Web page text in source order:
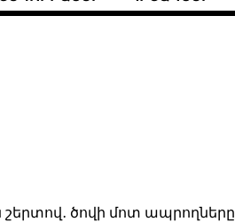
շերտով․ ծովի մոտ ապրողները